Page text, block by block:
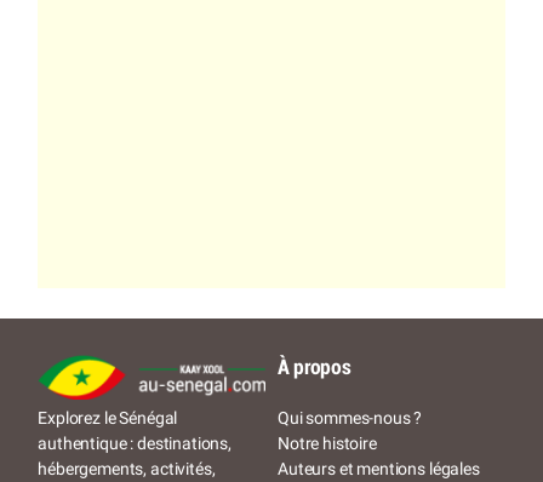
Explorez le Sénégal
authentique : destinations,
hébergements, activités,
À propos
Qui sommes-nous ?
Notre histoire
Auteurs et mentions légales